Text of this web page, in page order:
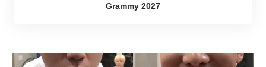
Grammy 2027